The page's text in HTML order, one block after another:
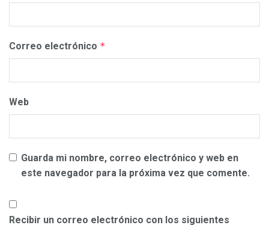
Correo electrónico *
Web
Guarda mi nombre, correo electrónico y web en
este navegador para la próxima vez que comente.
Recibir un correo electrónico con los siguientes